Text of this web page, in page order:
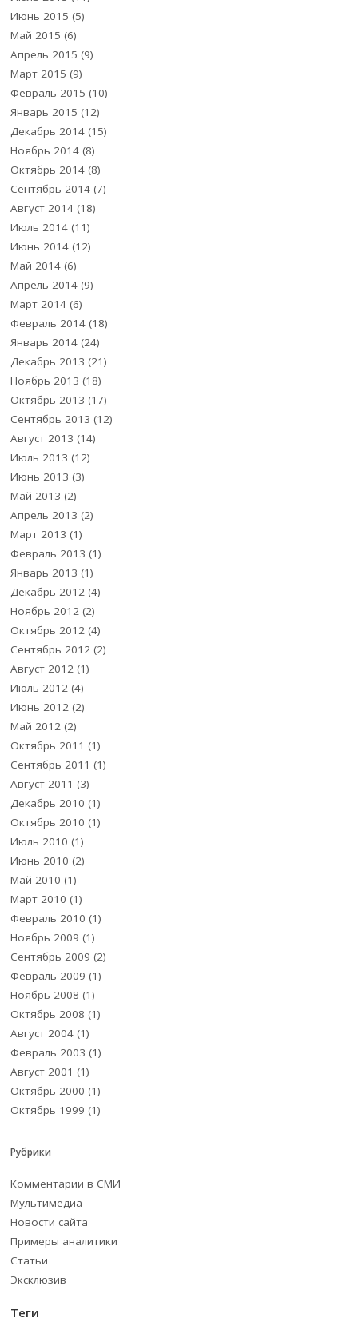
Июнь 2015 (5)
Май 2015 (6)
Апрель 2015 (9)
Март 2015 (9)
Февраль 2015 (10)
Январь 2015 (12)
Декабрь 2014 (15)
Ноябрь 2014 (8)
Октябрь 2014 (8)
Сентябрь 2014 (7)
Август 2014 (18)
Июль 2014 (11)
Июнь 2014 (12)
Май 2014 (6)
Апрель 2014 (9)
Март 2014 (6)
Февраль 2014 (18)
Январь 2014 (24)
Декабрь 2013 (21)
Ноябрь 2013 (18)
Октябрь 2013 (17)
Сентябрь 2013 (12)
Август 2013 (14)
Июль 2013 (12)
Июнь 2013 (3)
Май 2013 (2)
Апрель 2013 (2)
Март 2013 (1)
Февраль 2013 (1)
Январь 2013 (1)
Декабрь 2012 (4)
Ноябрь 2012 (2)
Октябрь 2012 (4)
Сентябрь 2012 (2)
Август 2012 (1)
Июль 2012 (4)
Июнь 2012 (2)
Май 2012 (2)
Октябрь 2011 (1)
Сентябрь 2011 (1)
Август 2011 (3)
Декабрь 2010 (1)
Октябрь 2010 (1)
Июль 2010 (1)
Июнь 2010 (2)
Май 2010 (1)
Март 2010 (1)
Февраль 2010 (1)
Ноябрь 2009 (1)
Сентябрь 2009 (2)
Февраль 2009 (1)
Ноябрь 2008 (1)
Октябрь 2008 (1)
Август 2004 (1)
Февраль 2003 (1)
Август 2001 (1)
Октябрь 2000 (1)
Октябрь 1999 (1)
Рубрики
Комментарии в СМИ
Мультимедиа
Новости сайта
Примеры аналитики
Статьи
Эксклюзив
Теги